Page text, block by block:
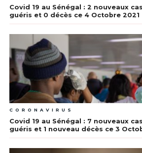
Covid 19 au Sénégal : 2 nouveaux
guéris et 0 décès ce 4 Octobre 2021
CORONAVIRUS
Covid 19 au Sénégal : 7 nouveaux
guéris et 1 nouveau décès ce 3